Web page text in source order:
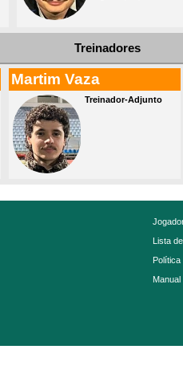
Treinadores
Martim Vaza
Treinador-Adjunto
Lista